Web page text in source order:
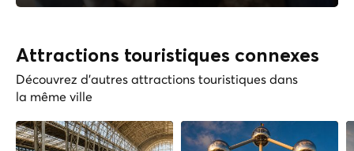
Attractions touristiques connexes
Découvrez d'autres attractions touristiques dans
la même ville